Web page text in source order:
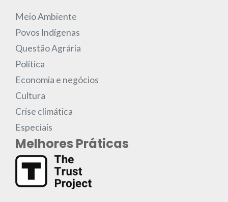
Meio Ambiente
Povos Indígenas
Questão Agrária
Política
Economia e negócios
Cultura
Crise climática
Especiais
Melhores Práticas